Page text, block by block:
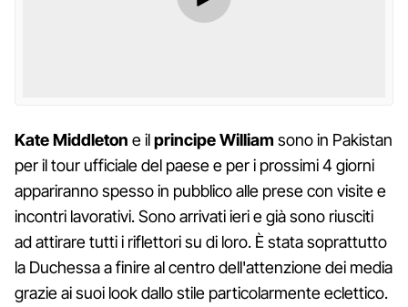
Kate Middleton e ilprincipe William sono in Pakistan
per il tour ufficiale del paese e per i prossimi 4 giorni
appariranno spesso in pubblico alle prese con visite e
incontri lavorativi. Sono arrivati ieri e già sono riusciti
ad attirare tutti i riflettori su di loro. È stata soprattutto
la Duchessa a finire al centro dell'attenzione dei media
grazie ai suoi look dallo stile particolarmente eclettico.